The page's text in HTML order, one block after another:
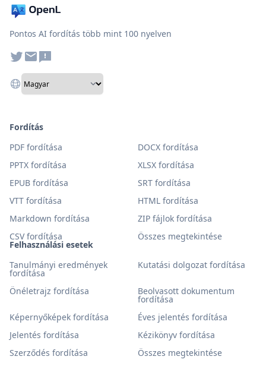
Pontos AI fordítás több mint 100 nyelven
Felhasználási esetek
Tanulmányi eredmények
fordítása
Kutatási dolgozat fordítása
Önéletrajz fordítása Beolvasott dokumentum
fordítása
Képernyőképek fordítása
Éves jelentés fordítása
Jelentés fordítása
Kézikönyv fordítása
Szerződés fordítása
Összes megtekintése
Fordítás
PDF fordítása
DOCX fordítása
PPTX fordítása
XLSX fordítása
EPUB fordítása
SRT fordítása
VTT fordítása
HTML fordítása
Markdown fordítása
ZIP fájlok fordítása
CSV fordítása
Összes megtekintése